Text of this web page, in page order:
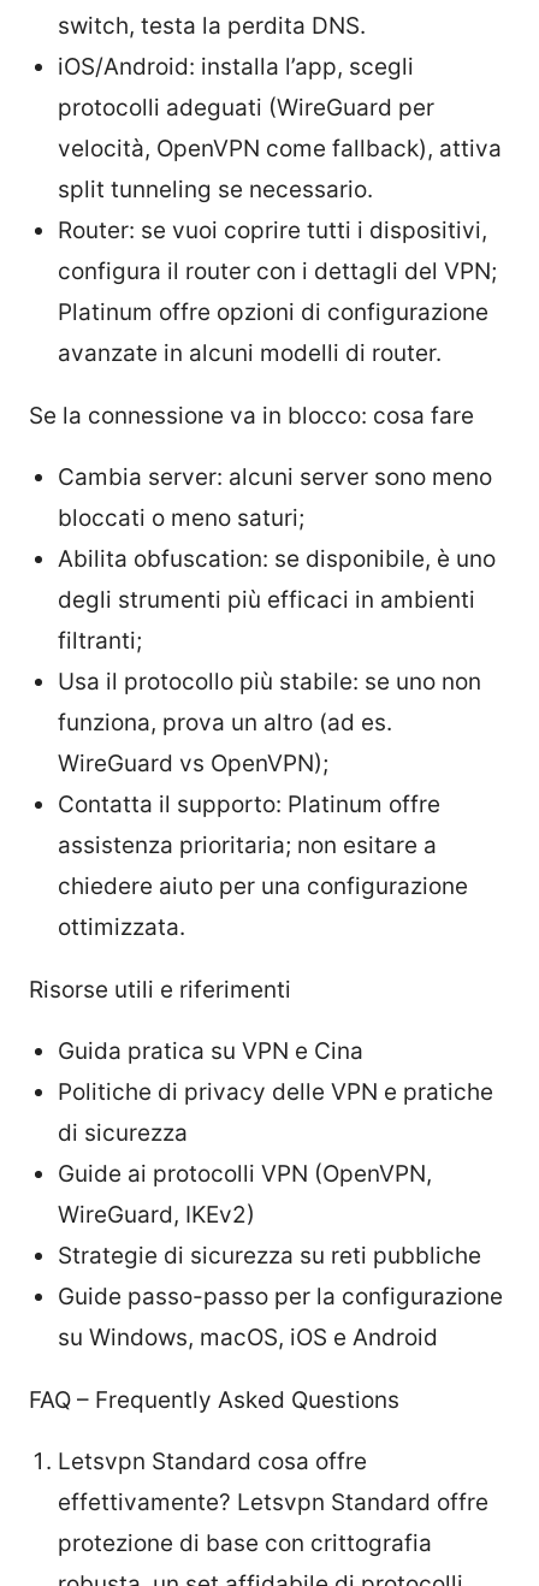
switch, testa la perdita DNS.
iOS/Android: installa l’app, scegli
protocolli adeguati (WireGuard per
velocità, OpenVPN come fallback), attiva
split tunneling se necessario.
Router: se vuoi coprire tutti i dispositivi,
configura il router con i dettagli del VPN;
Platinum offre opzioni di configurazione
avanzate in alcuni modelli di router.
Se la connessione va in blocco: cosa fare
Cambia server: alcuni server sono meno
bloccati o meno saturi;
Abilita obfuscation: se disponibile, è uno
degli strumenti più efficaci in ambienti
filtranti;
Usa il protocollo più stabile: se uno non
funziona, prova un altro (ad es.
WireGuard vs OpenVPN);
Contatta il supporto: Platinum offre
assistenza prioritaria; non esitare a
chiedere aiuto per una configurazione
ottimizzata.
Risorse utili e riferimenti
Guida pratica su VPN e Cina
Politiche di privacy delle VPN e pratiche
di sicurezza
Guide ai protocolli VPN (OpenVPN,
WireGuard, IKEv2)
Strategie di sicurezza su reti pubbliche
Guide passo-passo per la configurazione
su Windows, macOS, iOS e Android
FAQ – Frequently Asked Questions
Letsvpn Standard cosa offre
effettivamente? Letsvpn Standard offre
protezione di base con crittografia